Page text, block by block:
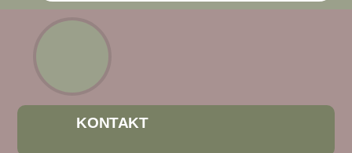
KONTAKT